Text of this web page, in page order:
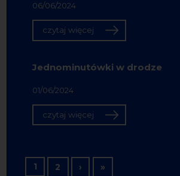
06/06/2024
czytaj więcej
Jednominutówki w drodze
01/06/2024
czytaj więcej
Stronicowanie
1 2 › Następna strona
»Ostatnia strona